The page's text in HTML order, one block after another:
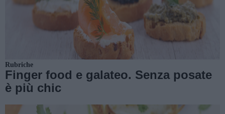
Rubriche
Finger food e galateo. Senza posate
è più chic